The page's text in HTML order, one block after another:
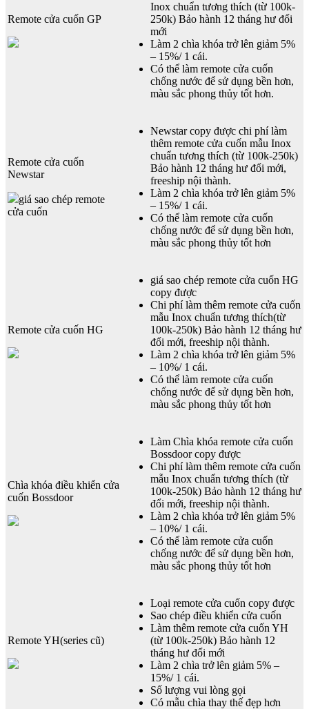
Remote cửa cuốn GP
Inox chuẩn tương thích (từ 100k-
250k) Bảo hành 12 tháng hư đổi
mới
Làm 2 chìa khóa trở lên giảm 5%
– 15%/ 1 cái.
Có thể làm remote cửa cuốn
chống nước để sử dụng bền hơn,
màu sắc phong thủy tốt hơn.
Remote cửa cuốn
Newstar
giá sao chép remote
cửa cuốn
Newstar copy được chi phí làm
thêm remote cửa cuốn mẫu Inox
chuẩn tương thích (từ 100k-250k)
Bảo hành 12 tháng hư đổi mới,
freeship nội thành.
Làm 2 chìa khóa trở lên giảm 5%
– 15%/ 1 cái.
Có thể làm remote cửa cuốn
chống nước để sử dụng bền hơn,
màu sắc phong thủy tốt hơn
Remote cửa cuốn HG
giá sao chép remote cửa cuốn HG
copy được
Chi phí làm thêm remote cửa cuốn
mẫu Inox chuẩn tương thích(từ
100k-250k) Bảo hành 12 tháng hư
đổi mới, freeship nội thành.
Làm 2 chìa khóa trở lên giảm 5%
– 10%/ 1 cái.
Có thể làm remote cửa cuốn
chống nước để sử dụng bền hơn,
màu sắc phong thủy tốt hơn
Chìa khóa điều khiển cửa
cuốn Bossdoor
Làm Chìa khóa remote cửa cuốn
Bossdoor copy được
Chi phí làm thêm remote cửa cuốn
mẫu Inox chuẩn tương thích (từ
100k-250k) Bảo hành 12 tháng hư
đổi mới, freeship nội thành.
Làm 2 chìa khóa trở lên giảm 5%
– 10%/ 1 cái.
Có thể làm remote cửa cuốn
chống nước để sử dụng bền hơn,
màu sắc phong thủy tốt hơn
Remote YH(series cũ)
Loại remote cửa cuốn copy được
Sao chép điều khiển cửa cuốn
Làm thêm remote cửa cuốn YH
(từ 100k-250k) Bảo hành 12
tháng hư đổi mới
Làm 2 chìa trở lên giảm 5% –
15%/ 1 cái.
Số lượng vui lòng gọi
Có mẫu chìa thay thế đẹp hơn